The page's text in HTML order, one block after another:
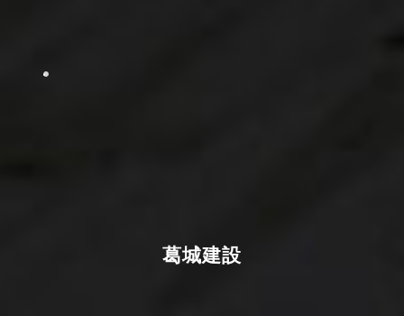
葛城建設